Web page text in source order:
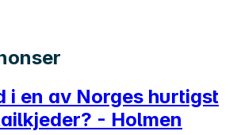
i en av Norges hurtigst
- Holmen